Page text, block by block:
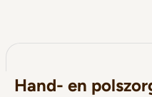
Hand- en